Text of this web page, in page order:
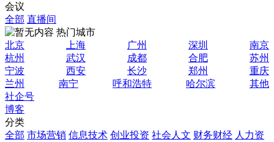
会议
全部 直播间
热门城市
北京
上海 广州 深圳
南京
杭州
武汉 成都 合肥
苏州
宁波
西安 长沙 郑州
重庆
兰州
南宁 呼和浩特 哈尔滨
其他
社企号
博客
分类
全部 市场营销 信息技术 创业投资 社会人文 财务财经 人力资